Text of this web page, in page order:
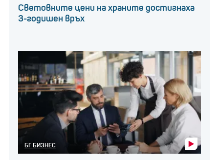
Световните цени на храните достигнаха
3-годишен връх
БГ БИЗНЕС